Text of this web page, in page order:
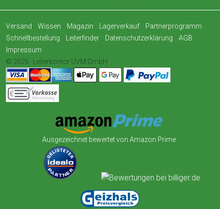
Versand Wissen Magazin Lagerverkauf
Partnerprogramm
Schnellbestellung
Leiterfinder Datenschutzerklärung
AGB
Impressum
© 2026
Leiterkontor UVM GmbH
Ausgezeichnet bewertet von Amazon Prime